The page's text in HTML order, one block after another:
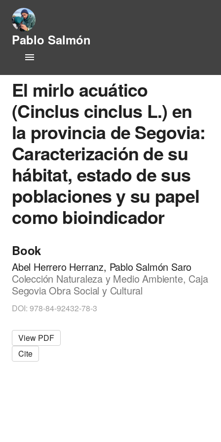
Pablo Salmón
e
h
s
t
r
y
a
n
d
h
y
s
l
g
y
CV
Research Lines
Publications
People
Opportunities
News
El mirlo acuático
(Cinclus cinclus L.) en
la provincia de Segovia:
Caracterización de su
hábitat, estado de sus
poblaciones y su papel
como bioindicador
Book
Abel Herrero Herranz, Pablo Salmón Saro
Colección Naturaleza y Medio Ambiente, Caja
Segovia Obra Social y Cultural
DOI: 978-84-92432-78-3
View PDF
Cite